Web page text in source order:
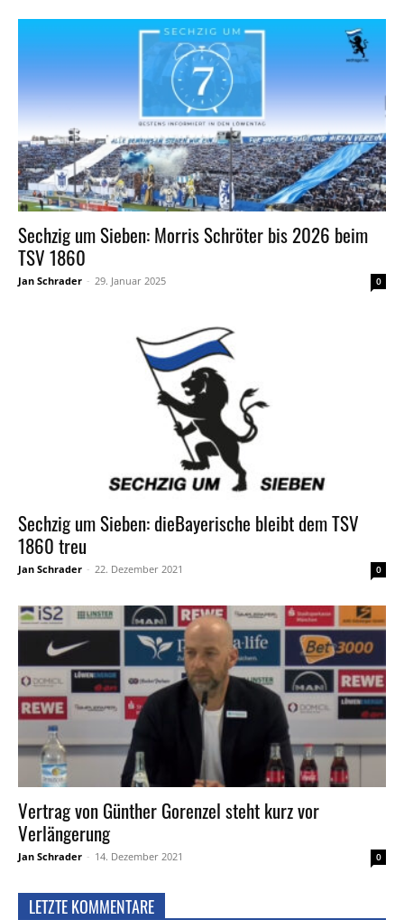
Sechzig um Sieben: Morris Schröter bis 2026 beim
TSV 1860
Jan Schrader - 29. Januar 2025 0
Sechzig um Sieben: dieBayerische bleibt dem TSV
1860 treu
Jan Schrader - 22. Dezember 2021 0
Vertrag von Günther Gorenzel steht kurz vor
Verlängerung
Jan Schrader - 14. Dezember 2021 0
LETZTE KOMMENTARE